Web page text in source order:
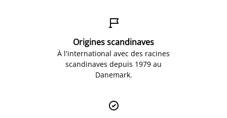

Origines scandinaves
À l'international avec des racines
scandinaves depuis 1979 au
Danemark.
